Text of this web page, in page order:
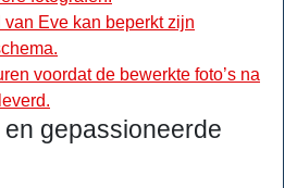
Eve kan beperkt zijn
voordat de bewerkte foto’s na
gepassioneerde